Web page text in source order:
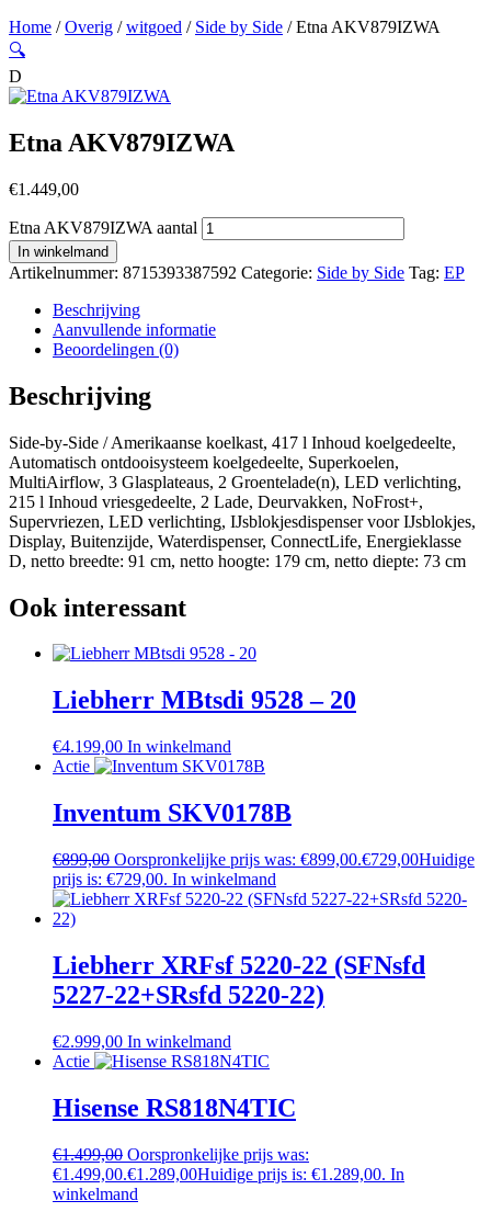
Home /Overig /witgoed / Side by Side / Etna AKV879IZWA
🔍
D
Etna AKV879IZWA
€1.449,00
Etna AKV879IZWA aantal
In winkelmand
Artikelnummer: 8715393387592 Categorie: Side by Side Tag: EP
Beschrijving
Aanvullende informatie
Beoordelingen (0)
Beschrijving
Side-by-Side / Amerikaanse koelkast, 417 l Inhoud koelgedeelte,
Automatisch ontdooisysteem koelgedeelte, Superkoelen,
MultiAirflow, 3 Glasplateaus, 2 Groentelade(n), LED verlichting,
215 l Inhoud vriesgedeelte, 2 Lade, Deurvakken, NoFrost+,
Supervriezen, LED verlichting, IJsblokjesdispenser voor IJsblokjes,
Display, Buitenzijde, Waterdispenser, ConnectLife, Energieklasse
D, netto breedte: 91 cm, netto hoogte: 179 cm, netto diepte: 73 cm
Ook interessant
Liebherr MBtsdi 9528 – 20
€4.199,00 In winkelmand
Actie
Inventum SKV0178B
€899,00 Oorspronkelijke prijs was: €899,00.€729,00Huidige
prijs is: €729,00. In winkelmand
Liebherr XRFsf 5220-22 (SFNsfd
5227-22+SRsfd 5220-22)
€2.999,00 In winkelmand
Actie
Hisense RS818N4TIC
€1.499,00 Oorspronkelijke prijs was:
€1.499,00.€1.289,00Huidige prijs is: €1.289,00. In
winkelmand